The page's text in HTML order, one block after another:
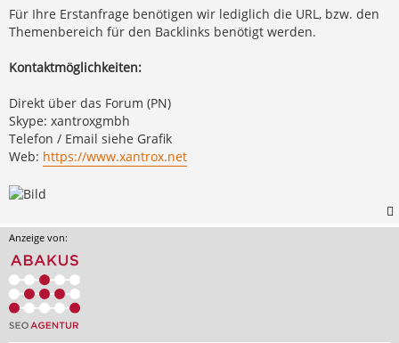
Für Ihre Erstanfrage benötigen wir lediglich die URL, bzw. den
Themenbereich für den Backlinks benötigt werden.
Kontaktmöglichkeiten:
Direkt über das Forum (PN)
Skype: xantroxgmbh
Telefon / Email siehe Grafik
Web: https://www.xantrox.net
Anzeige von: